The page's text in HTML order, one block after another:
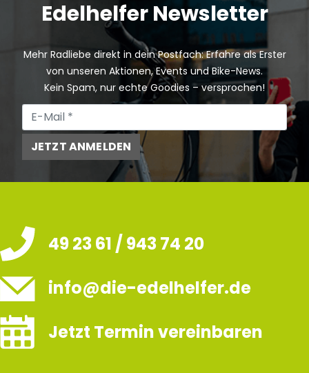
Edelhelfer Newsletter
Mehr Radliebe direkt in dein Postfach: Erfahre als Erster
von unseren Aktionen, Events und Bike-News.
Kein Spam, nur echte Goodies – versprochen!
JETZT ANMELDEN
49 23 61 / 943 74 20
info@die-edelhelfer.de
Jetzt Termin vereinbaren